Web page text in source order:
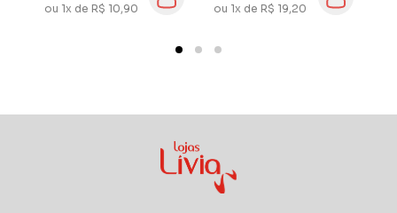
ou 1x de R$ 10,90 ou 1x de R$ 19,20